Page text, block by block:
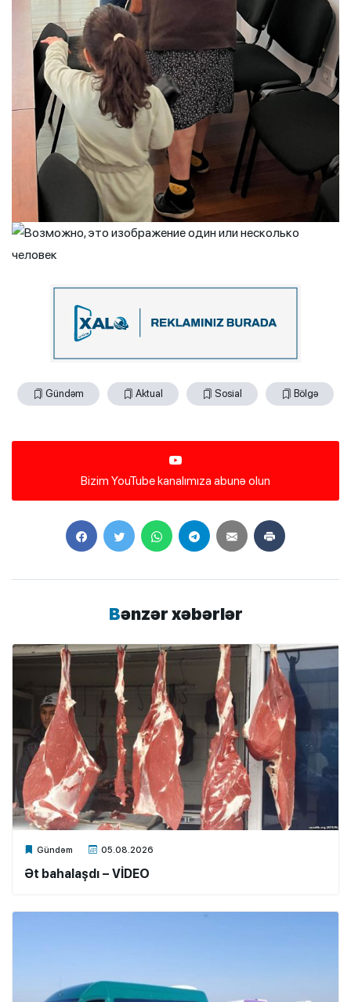
Gündəm Aktual Sosial Bölgə
Bizim YouTube kanalımıza abunə olun
Bənzər xəbərlər
Gündəm 05.08.2026
Xalq.Online
Ət bahalaşdı – VİDEO